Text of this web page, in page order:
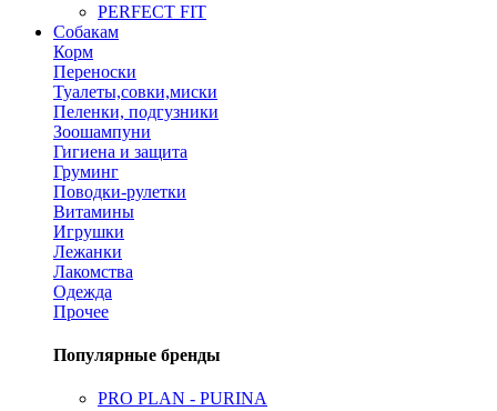
PERFECT FIT
Собакам
Корм
Переноски
Туалеты,совки,миски
Пеленки, подгузники
Зоошампуни
Гигиена и защита
Груминг
Поводки-рулетки
Витамины
Игрушки
Лежанки
Лакомства
Одежда
Прочее
Популярные бренды
PRO PLAN - PURINA